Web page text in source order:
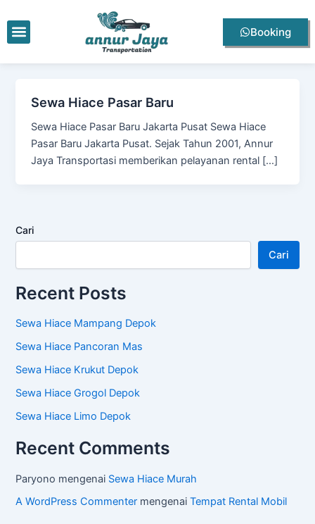
ke
konten
Menu Booking
Sewa Hiace Pasar Baru
Sewa Hiace Pasar Baru Jakarta Pusat Sewa Hiace
Pasar Baru Jakarta Pusat. Sejak Tahun 2001, Annur
Jaya Transportasi memberikan pelayanan rental […]
Cari
Cari
Recent Posts
Sewa Hiace Mampang Depok
Sewa Hiace Pancoran Mas
Sewa Hiace Krukut Depok
Sewa Hiace Grogol Depok
Sewa Hiace Limo Depok
Recent Comments
Paryono mengenai Sewa Hiace Murah
A WordPress Commenter mengenaiTempat Rental Mobil